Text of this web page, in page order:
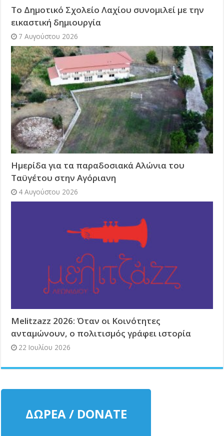
Το Δημοτικό Σχολείο Λαχίου συνομιλεί με την
εικαστική δημιουργία
7 Αυγούστου 2026
Ημερίδα για τα παραδοσιακά Αλώνια του
Ταϋγέτου στην Αγόριανη
4 Αυγούστου 2026
Melitzazz 2026: Όταν οι Κοινότητες
ανταμώνουν, ο πολιτισμός γράφει ιστορία
22 Ιουλίου 2026
ΔΩΡΕΑ / DONATE